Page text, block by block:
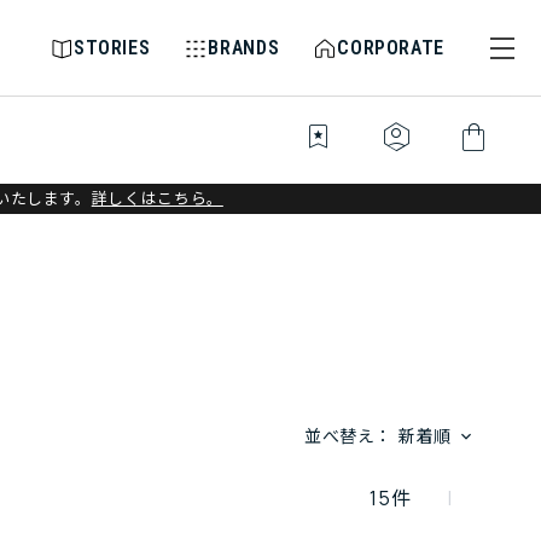
STORIES BRANDS CORPORATE
bookmark_star identity_platform shopping_bag
します。 詳しくはこちら。
並べ替え： 新着順
15件